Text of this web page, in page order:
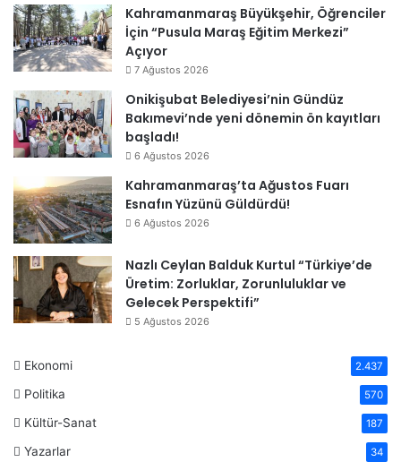
Kahramanmaraş Büyükşehir, Öğrenciler
İçin “Pusula Maraş Eğitim Merkezi”
Açıyor
7 Ağustos 2026
Onikişubat Belediyesi’nin Gündüz
Bakımevi’nde yeni dönemin ön kayıtları
başladı!
6 Ağustos 2026
Kahramanmaraş’ta Ağustos Fuarı
Esnafın Yüzünü Güldürdü!
6 Ağustos 2026
Nazlı Ceylan Balduk Kurtul “Türkiye’de
Üretim: Zorluklar, Zorunluluklar ve
Gelecek Perspektifi”
5 Ağustos 2026
Ekonomi 2.437
Politika 570
Kültür-Sanat 187
Yazarlar 34